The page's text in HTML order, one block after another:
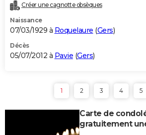
Créer une cagnotte obsèques
Naissance
07/03/1929 à Roquelaure (Gers)
Décès
05/07/2012 à Pavie (Gers)
1 2 3 4 5
Carte de
gratuitement